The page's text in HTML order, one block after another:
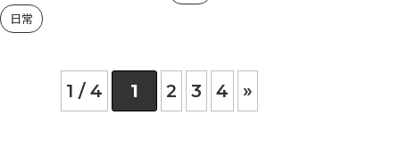
日常
1 / 4 1 2 3 4 »